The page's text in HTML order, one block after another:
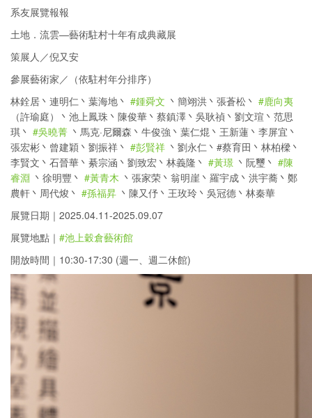
系友展覽報報
土地．流雲—藝術駐村十年有成典藏展
策展人／倪又安
參展藝術家／（依駐村年分排序）
林銓居丶連明仁丶葉海地丶 #鍾舜文 丶簡翊洪丶張蒼松丶 #鹿向夷
（許瑜庭）丶池上鳳珠丶陳俊華丶蔡鎮澤丶吳耿禎丶劉文瑄丶范思
琪丶 #吳曉菁 丶馬克·尼爾森丶牛俊強丶葉仁焜丶王新蓮丶李屏宜丶
張宏彬丶曾建穎丶劉振祥丶 #彭賢祥 丶劉永仁丶#蔡育田丶林柏樑丶
李賢文丶石晉華丶綦宗涵丶劉致宏丶林義隆丶 #黃璟 丶阮璽丶 #陳
睿淵 丶徐明豐丶 #黃青木 丶張家荣丶翁明崖丶羅宇成丶洪宇蕎丶鄭
農軒丶周代焌丶 #孫福昇 丶陳又伃丶王玫玲丶吳冠德丶林秦華
展覽日期｜2025.04.11-2025.09.07
展覽地點｜ #池上穀倉藝術館
開放時間｜10:30-17:30 (週一、週二休館)